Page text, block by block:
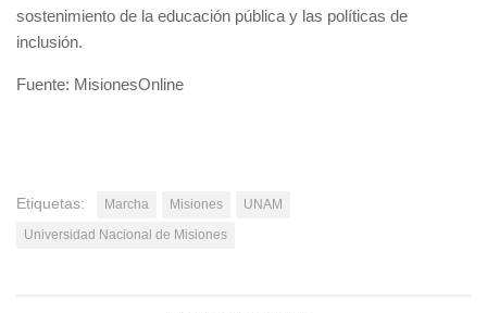
sostenimiento de la educación pública y las políticas de
inclusión.
Fuente: MisionesOnline
Etiquetas: Marcha Misiones
UNAM
Universidad Nacional de Misiones